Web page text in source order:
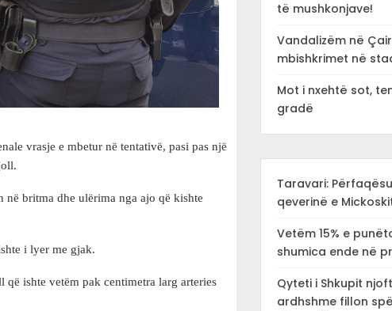
vrasje e mbetur në tentativë, pasi pas një
në britma dhe ulërima nga ajo që kishte
i lyer me gjak.
ishte vetëm pak centimetra larg arteries
të mushkonjave!
Vandalizëm në
mbishkrimet në
Mot i nxehtë sot,
gradë
Taravari:
qeverinë e
Vetëm 15% e
shumica ende në
Qyteti i Shkupit
ardhshme fillon